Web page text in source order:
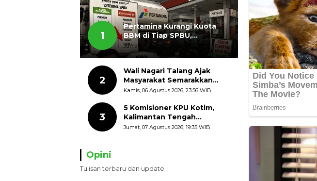
1
Pertamina Kurangi Kuota
BBM di Tiap SPBU,
Masyarakat Bertanya ada
Apa
Jumat, 07 Agustus 2026, 11:03 WIB
2
Wali Nagari Talang Ajak
Masyarakat Semarakkan
HUT ke-81 Kemerdekaan RI
Bendera Merah Putih
Kamis, 06 Agustus 2026, 23:56 WIB
3
5 Komisioner KPU Kotim,
Kalimantan Tengah
Ditetapkan Tersangka,
Jumat, 07 Agustus 2026, 19:35 WIB
Opini
Tulisan terbaru dan update